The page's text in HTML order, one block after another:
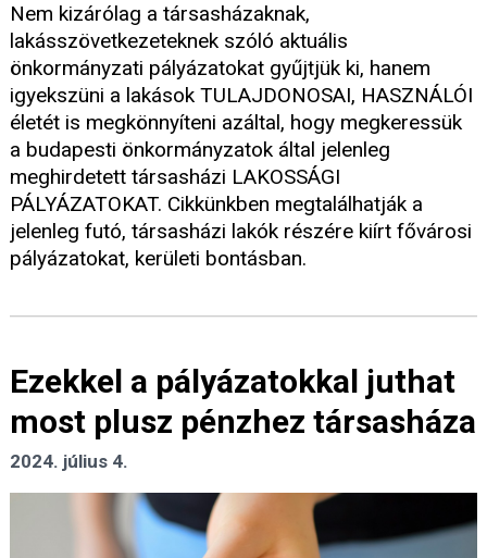
Nem kizárólag a társasházaknak,
lakásszövetkezeteknek szóló aktuális
önkormányzati pályázatokat gyűjtjük ki, hanem
igyekszüni a lakások TULAJDONOSAI, HASZNÁLÓI
életét is megkönnyíteni azáltal, hogy megkeressük
a budapesti önkormányzatok által jelenleg
meghirdetett társasházi LAKOSSÁGI
PÁLYÁZATOKAT. Cikkünkben megtalálhatják a
jelenleg futó, társasházi lakók részére kiírt fővárosi
pályázatokat, kerületi bontásban.
Ezekkel a pályázatokkal juthat
most plusz pénzhez társasháza
2024. július 4.